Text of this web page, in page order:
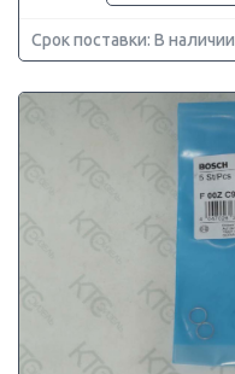
Срок поставки: В наличии